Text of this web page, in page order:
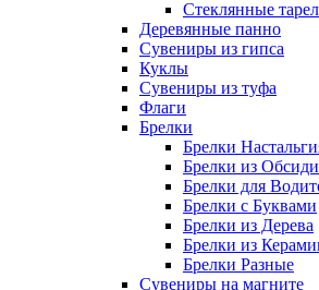
Стеклянные
Деревянные панно
Сувениры из гипса
Куклы
Сувениры из туфа
Флаги
Брелки
Брелки
Брелки из
Брелки для
Брелки с Буквами
Брелки из Дерева
Брелки из
Брелки Разные
Сувениры на магните